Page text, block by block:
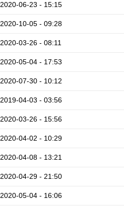
2020-06-23 - 15:15
2020-10-05 - 09:28
2020-03-26 - 08:11
2020-05-04 - 17:53
2020-07-30 - 10:12
2019-04-03 - 03:56
2020-03-26 - 15:56
2020-04-02 - 10:29
2020-04-08 - 13:21
2020-04-29 - 21:50
2020-05-04 - 16:06